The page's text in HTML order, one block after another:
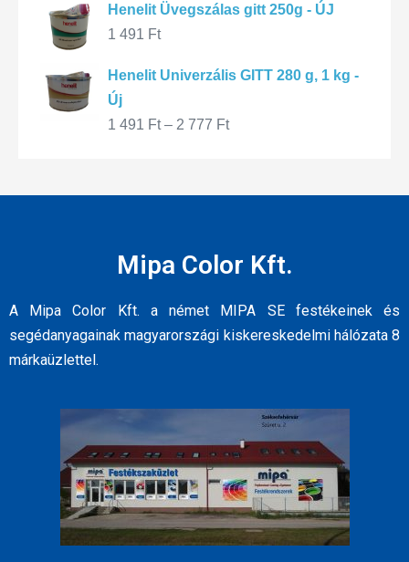
Henelit Üvegszálas gitt 250g - ÚJ
1 491 Ft
Henelit Univerzális GITT 280 g, 1 kg -
Új
1 491 Ft – 2 777 Ft
Mipa Color Kft.
A Mipa Color Kft. a német MIPA SE festékeinek és
segédanyagainak magyarországi kiskereskedelmi hálózata 8
márkaüzlettel.